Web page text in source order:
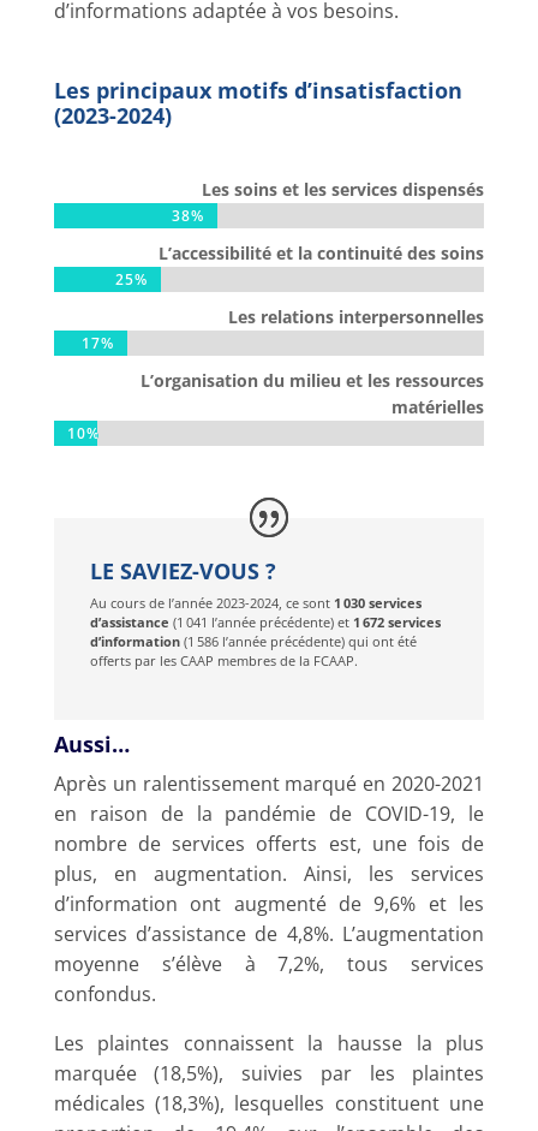
d’informations adaptée à vos besoins.
Les principaux motifs d’insatisfaction
(2023-2024)
Les soins et les services dispensés
38%
38%
L’accessibilité et la continuité des soins
25%
25%
Les relations interpersonnelles
17%
17%
L’organisation du milieu et les ressources
matérielles
10%
10%
LE SAVIEZ-VOUS ?
Au cours de l’année 2023-2024, ce sont 1 030 services
d’assistance (1 041 l’année précédente) et 1 672 services
d’information(1 586 l’année précédente) qui ont été
offerts par les CAAP membres de la FCAAP.
Aussi…
Après un ralentissement marqué en 2020-2021
en raison de la pandémie de COVID-19, le
nombre de services offerts est, une fois de
plus, en augmentation. Ainsi, les services
d’information ont augmenté de 9,6% et les
services d’assistance de 4,8%. L’augmentation
moyenne s’élève à 7,2%, tous services
confondus.
Les plaintes connaissent la hausse la plus
marquée (18,5%), suivies par les plaintes
médicales (18,3%), lesquelles constituent une